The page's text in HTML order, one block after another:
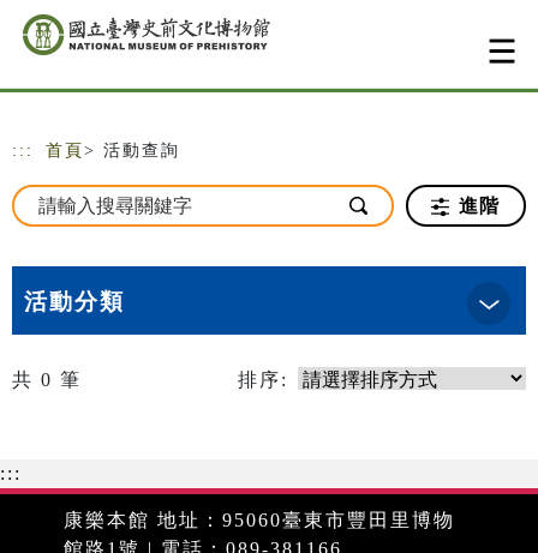
跳到主要內容
網站導覽
::: 首頁 > 活動查詢
進階
活動分類
共 0 筆 排序:
:::
康樂本館 地址：95060臺東市豐田里博物
館路1號 | 電話：089-381166